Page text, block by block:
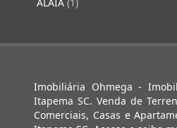
Imobiliária Ohmega -
Itapema SC. Venda de
Comerciais, Casas e